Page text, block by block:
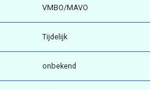
VMBO/MAVO
Tijdelijk
onbekend